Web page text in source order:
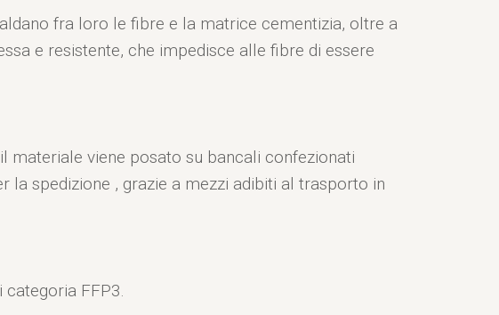
fra loro le fibre e la matrice cementizia, oltre a
e resistente, che impedisce alle fibre di essere
viene posato su bancali confezionati
spedizione , grazie a mezzi adibiti al trasporto in
FFP3.